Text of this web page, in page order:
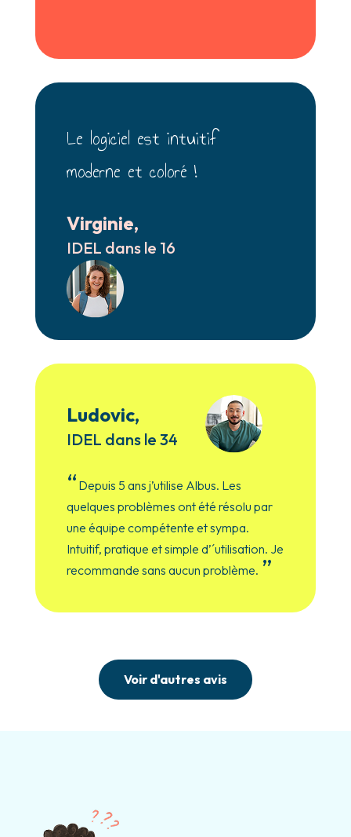
Le logiciel est intuitif
moderne et coloré !
Virginie,
IDEL dans le 16
Ludovic,
IDEL dans le 34
“ Depuis 5 ans j’utilise Albus. Les
quelques problèmes ont été résolu par
une équipe compétente et sympa.
Intuitif, pratique et simple d’´utilisation. Je
recommande sans aucun problème. ”
Voir d'autres avis